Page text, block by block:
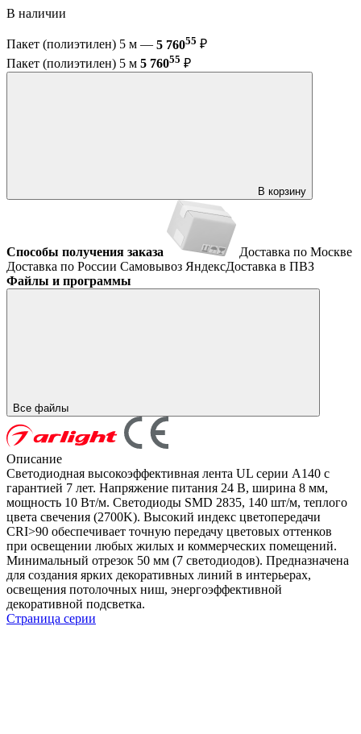
В наличии
Пакет (полиэтилен) 5 м — 5 76055 ₽
Пакет (полиэтилен) 5 м 5 76055 ₽
В корзину
Способы получения заказа
Доставка по Москве
Доставка по России Самовывоз ЯндексДоставка в ПВЗ
Файлы и программы
Все файлы
Описание
Светодиодная высокоэффективная лента UL серии A140 с
гарантией 7 лет. Напряжение питания 24 В, ширина 8 мм,
мощность 10 Вт/м. Светодиоды SMD 2835, 140 шт/м, теплого
цвета свечения (2700K). Высокий индекс цветопередачи
CRI>90 обеспечивает точную передачу цветовых оттенков
при освещении любых жилых и коммерческих помещений.
Минимальный отрезок 50 мм (7 светодиодов). Предназначена
для создания ярких декоративных линий в интерьерах,
освещения потолочных ниш, энергоэффективной
декоративной подсветка.
Страница серии